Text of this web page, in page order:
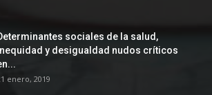
sociales de la salud,
y desigualdad nudos críticos
enero, 2019